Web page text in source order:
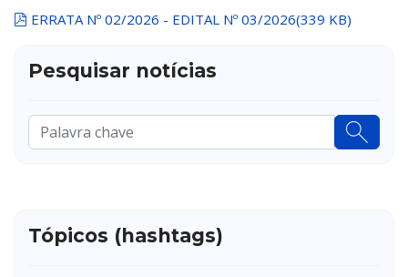
pdf
ERRATA Nº 02/2026 - EDITAL Nº 03/2026(339 KB)
Pesquisar notícias
Pesquisar
Tópicos (hashtags)